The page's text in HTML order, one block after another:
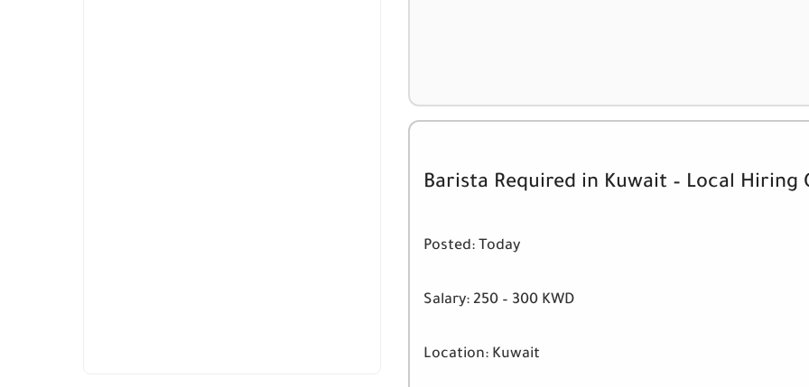
Barista Required in Kuwait – Local Hiring
Posted: Today
Salary: 250 – 300 KWD
Location: Kuwait